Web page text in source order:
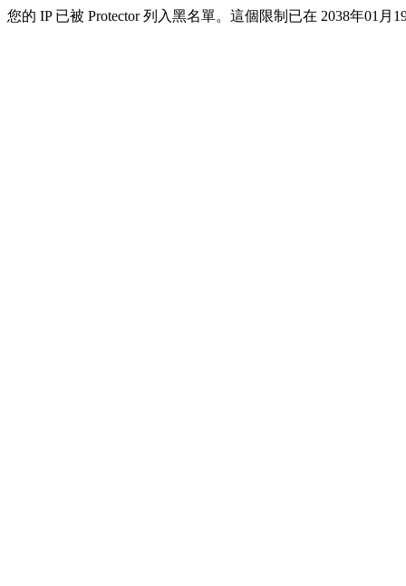
您的 IP 已被 Protector 列入黑名單。這個限制已在 2038年01月